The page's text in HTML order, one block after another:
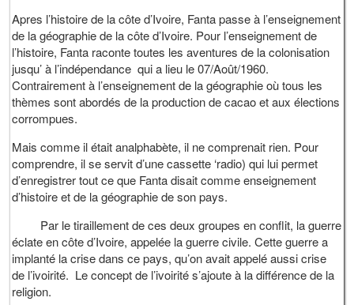
Apres l’histoire de la côte d’Ivoire, Fanta passe à l’enseignement
de la géographie de la côte d’Ivoire. Pour l’enseignement de
l’histoire, Fanta raconte toutes les aventures de la colonisation
jusqu’ à l’indépendance qui a lieu le 07/Août/1960.
Contrairement à l’enseignement de la géographie où tous les
thèmes sont abordés de la production de cacao et aux élections
corrompues.
Mais comme il était analphabète, il ne comprenait rien. Pour
comprendre, il se servit d’une cassette ‘radio) qui lui permet
d’enregistrer tout ce que Fanta disait comme enseignement
d’histoire et de la géographie de son pays.
Par le tiraillement de ces deux groupes en conflit, la guerre
éclate en côte d’Ivoire, appelée la guerre civile. Cette guerre a
implanté la crise dans ce pays, qu’on avait appelé aussi crise
de l’ivoirité. Le concept de l’ivoirité s’ajoute à la différence de la
religion.